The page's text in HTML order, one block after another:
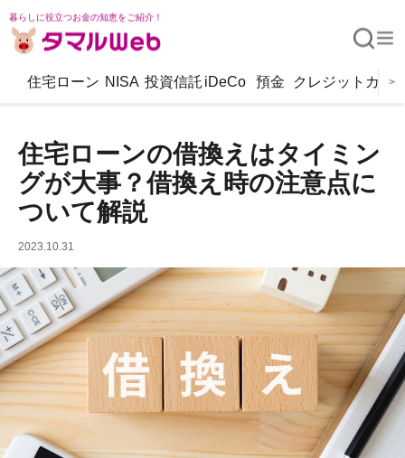
暮らしに役立つお金の知恵をご紹介！
住宅ローン NISA 投資信託 iDeCo 預金 クレジットカー
>
住宅ローンの借換えはタイミン
グが大事？借換え時の注意点に
ついて解説
2023.10.31